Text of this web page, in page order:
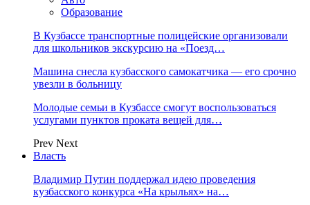
Образование
В Кузбассе транспортные полицейские организовали
для школьников экскурсию на «Поезд…
Машина снесла кузбасского самокатчика — его срочно
увезли в больницу
Молодые семьи в Кузбассе смогут воспользоваться
услугами пунктов проката вещей для…
Prev Next
Власть
Владимир Путин поддержал идею проведения
кузбасского конкурса «На крыльях» на…